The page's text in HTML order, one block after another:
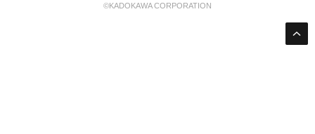
©KADOKAWA CORPORATION